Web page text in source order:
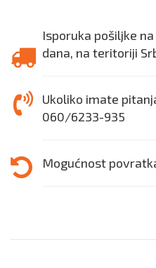
Isporuka pošiljke
dana, na teritoriji
Ukoliko imate
060/6233-935
Mogućnost